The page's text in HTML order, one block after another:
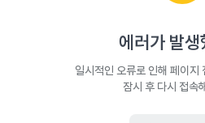
에러가 발생
일시적인 오류로 인해 페이지
잠시 후 다시 접속